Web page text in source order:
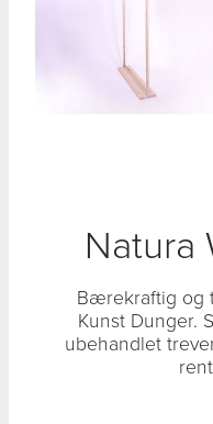
Natura
Bærekraftig og
Kunst Dunger.
ubehandlet